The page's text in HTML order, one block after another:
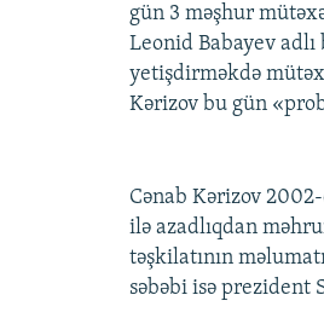
gün 3 məşhur
Leonid Babayev
yetişdirməkdə
Kərizov bu gün
Cənab Kərizov
ilə azadlıqdan
təşkilatının
səbəbi isə prezident